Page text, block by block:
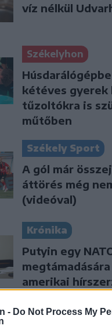
- Do Not Process My
víz nélkül
Székelyhon
kétéves gyerek
tűzoltókra is
műtőben
Székely Sport
A gól már
áttörés még
(videóval)
Krónika
Putyin egy
amerikai
Székely Sport